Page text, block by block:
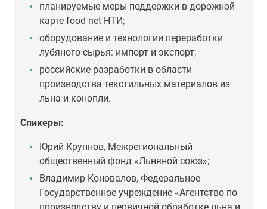
планируемые меры поддержки в дорожной
карте food net НТИ;
оборудование и технологии переработки
лубяного сырья: импорт и экспорт;
российские разработки в области
производства текстильных материалов из
льна и конопли.
Спикеры:
Юрий Крупнов, Межрегиональный
общественный фонд «Льняной союз»;
Владимир Коновалов, Федеральное
Государственное учреждение «Агентство по